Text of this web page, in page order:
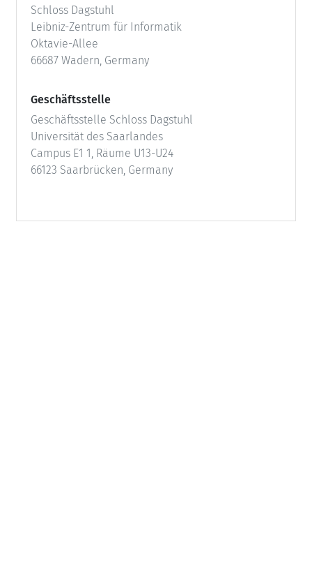
Schloss Dagstuhl
Leibniz-Zentrum für Informatik
Oktavie-Allee
66687 Wadern, Germany
Geschäftsstelle
Geschäftsstelle Schloss Dagstuhl
Universität des Saarlandes
Campus E1 1, Räume U13-U24
66123 Saarbrücken, Germany